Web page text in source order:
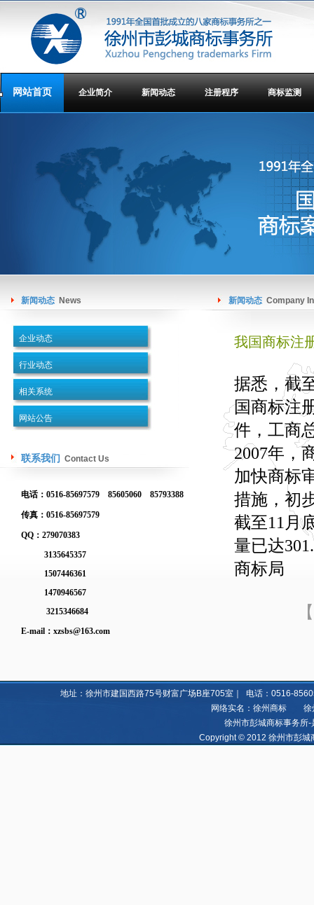
网站首页 企业简介 新闻动态 注册程序 商标监测
新闻动态 News
企业动态
行业动态
相关系统
网站公告
联系我们 Contact Us
电话：0516-85697579 85605060 85793388
传真：0516-85697579
QQ：279070383
3135645357
1507446361
1470946567
3215346684
E-mail： xzsbs@163.com
新闻动态 Company
我国商标注
据悉，截
国商标注
件，工商
2007年，
加快商标
措施，初
截至11月
量已达
商标局
【
地址：徐州市建国西路75号财富广场B座705室｜ 电话：0516-
网络实名：徐州商标 徐
徐州市彭城商标事务所-
Copyright © 2012 徐州市彭